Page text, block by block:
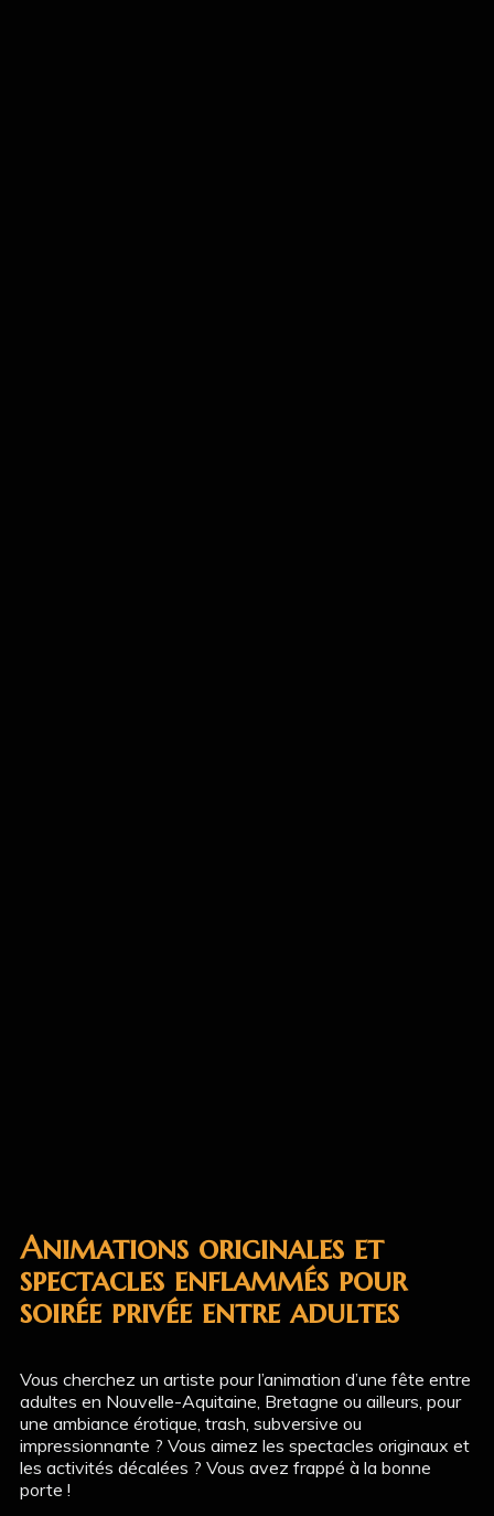
Animations originales et
spectacles enflammés pour
soirée privée entre adultes
Vous cherchez un artiste pour l’animation d’une fête entre
adultes en Nouvelle-Aquitaine, Bretagne ou ailleurs, pour
une ambiance érotique, trash, subversive ou
impressionnante ? Vous aimez les spectacles originaux et
les activités décalées ? Vous avez frappé à la bonne
porte !